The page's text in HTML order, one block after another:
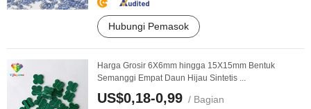
Hubungi Pemasok
Harga Grosir 6X6mm hingga 15X15mm Bentuk
Semanggi Empat Daun Hijau Sintetis ...
US$0,18-0,99 / Bagian